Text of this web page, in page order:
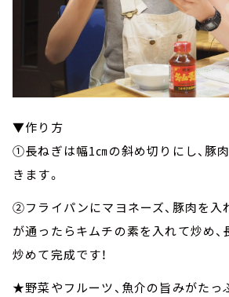
▼作り方
①長ねぎは幅1㎝の斜め切りにし、豚
きます。
②フライパンにマヨネーズ、豚肉を入
が通ったらキムチの素を入れて炒め、
炒めて完成です！
★野菜やフルーツ、魚介の旨みがたっ